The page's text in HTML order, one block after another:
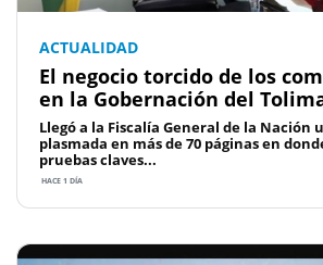
ACTUALIDAD
El negocio torcido de los
en la Gobernación del
Llegó a la Fiscalía General de la Nación
plasmada en más de 70 páginas en
pruebas claves...
HACE 1 DÍA